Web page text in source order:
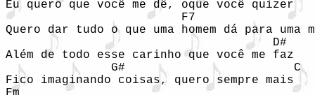
Eu quero que você me dê, oque você quizer
F7
Quero dar tudo o que uma homem dá para uma
                                      D#
Além de todo esse carinho que você me faz
               G#                        C
Fico imaginando coisas, quero sempre mais